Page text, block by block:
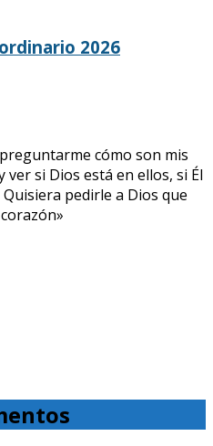
2026
cómo son mis
si Dios está en ellos, si Él
pedirle a Dios que